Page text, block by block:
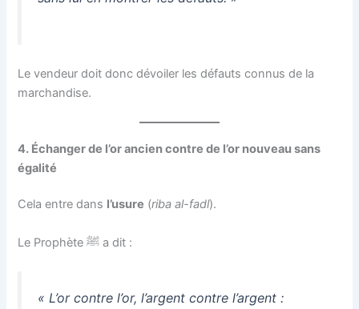
Le vendeur doit donc dévoiler les défauts connus de la
marchandise.
4. Échanger de l’or ancien contre de l’or nouveau sans
égalité
Cela entre dans l’usure (riba al-fadl).
Le Prophète ﷺ a dit :
« L’or contre l’or, l’argent contre l’argent :